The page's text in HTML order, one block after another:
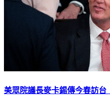
美眾院議長麥卡錫傳今春訪